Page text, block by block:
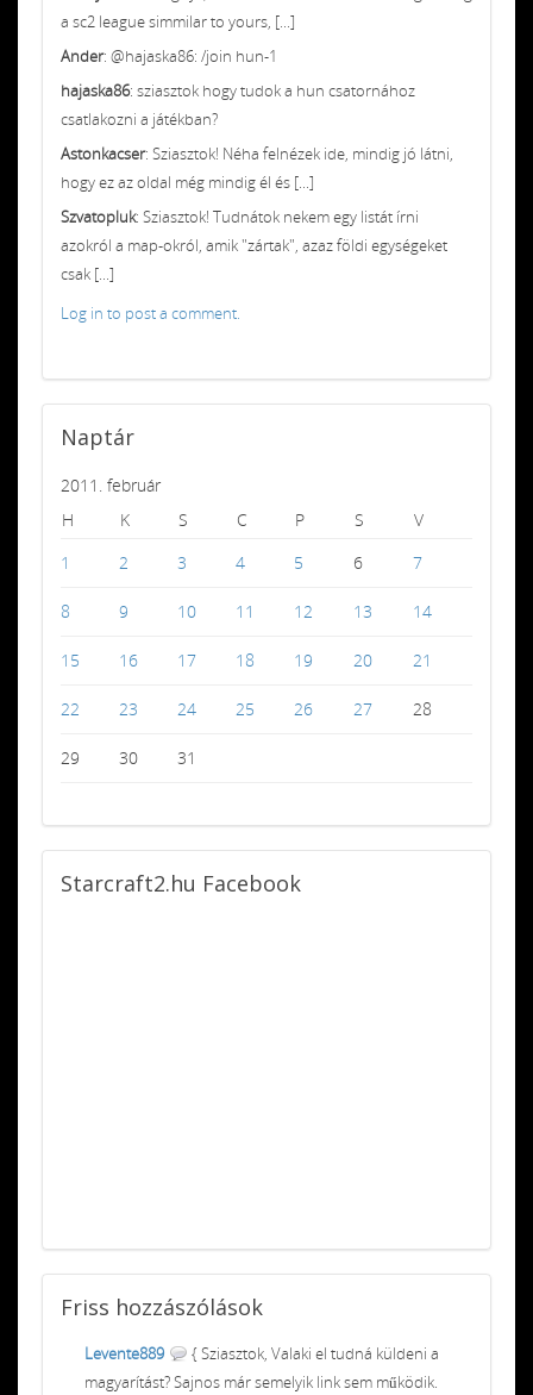
a sc2 league simmilar to yours, [...]
Ander: @hajaska86: /join hun-1
hajaska86: sziasztok hogy tudok a hun csatornához
csatlakozni a játékban?
Astonkacser: Sziasztok! Néha felnézek ide, mindig jó látni,
hogy ez az oldal még mindig él és [...]
Szvatopluk: Sziasztok! Tudnátok nekem egy listát írni
azokról a map-okról, amik "zártak", azaz földi egységeket
csak [...]
Log in to post a comment.
Naptár
2011. február
H
K S C P S
V
1
2 3 4 5 6 7
8 9 10 11 12 13 14
15 16 17 18 19 20 21
22 23 24 25 26 27 28
29 30 31
Starcraft2.hu Facebook
Friss hozzászólások
Levente889
{ Sziasztok, Valaki el tudná küldeni a
magyarítást? Sajnos már semelyik link sem működik.